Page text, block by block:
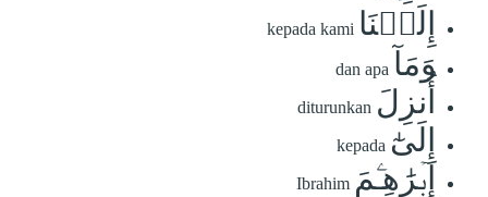
إِلَيۡنَا kepada kami
وَمَآ dan apa
أُنزِلَ diturunkan
إِلَىٰٓ kepada
إِبۡرَٰهِـۧمَ Ibrahim